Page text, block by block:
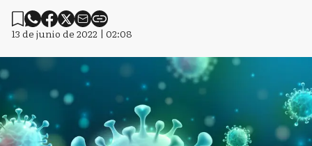
13 de junio de 2022 | 02:08